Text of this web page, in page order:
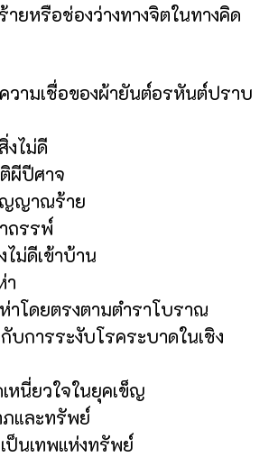
ายหรือช่องว่างทางจิตในทางคิด
ามเชื่อของผ้ายันต์อรหันต์ปราบ
งไม่ดี
ผีปีศาจ
ญญาณร้าย
ถรรพ์
ไม่ดีเข้าบ้าน
า
าโดยตรงตามตำราโบราณ
บการระงับโรคระบาดในเชิง
หนี่ยวใจในยุคเข็ญ
และทรัพย์
ป็นเทพแห่งทรัพย์